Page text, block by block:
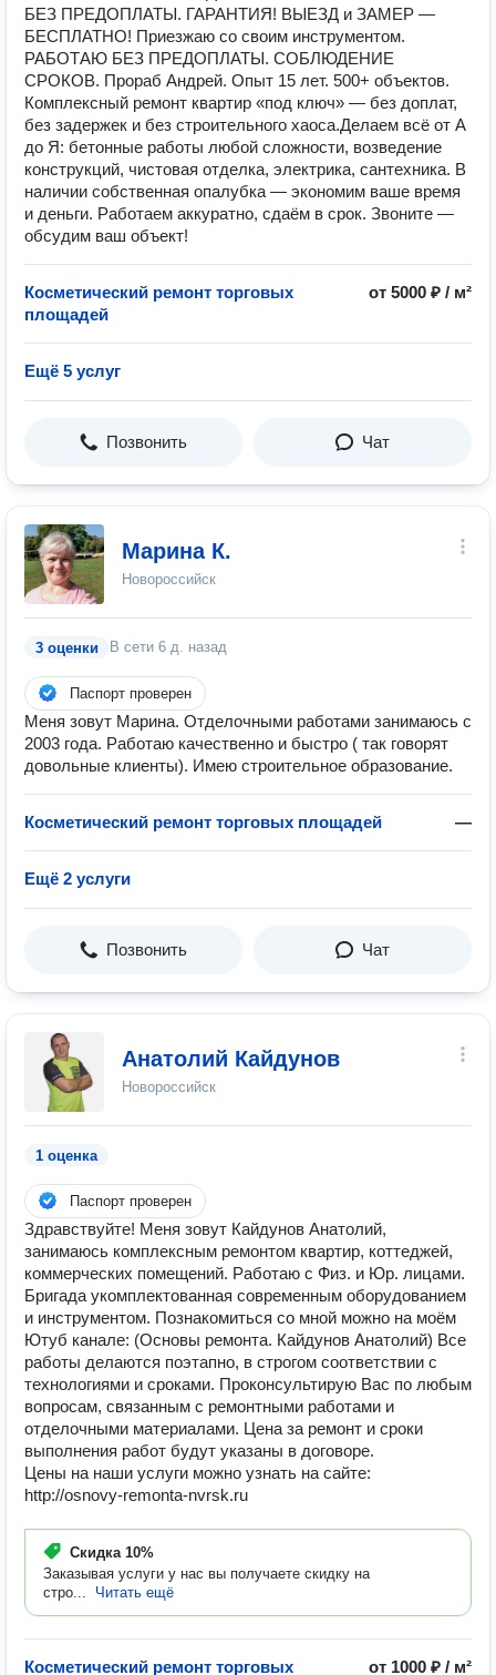
БЕЗ ПРЕДОПЛАТЫ. ГАРАНТИЯ! ВЫЕЗД и ЗАМЕР —
БЕСПЛАТНО! Приезжаю со своим инструментом.
РАБОТАЮ БЕЗ ПРЕДОПЛАТЫ. СОБЛЮДЕНИЕ
СРОКОВ. Прораб Андрей. Опыт 15 лет. 500+ объектов.
Комплексный ремонт квартир «под ключ» — без доплат,
без задержек и без строительного хаоса.Делаем всё от А
до Я: бетонные работы любой сложности, возведение
конструкций, чистовая отделка, электрика, сантехника. В
наличии собственная опалубка — экономим ваше время
и деньги. Работаем аккуратно, сдаём в срок. Звоните —
обсудим ваш объект!
Косметический ремонт торговых
площадей
от 5000 ₽ / м²
Ещё 5 услуг
Позвонить Чат
Марина К.
Новороссийск
3 оценки В сети 6 д. назад
Паспорт проверен
Меня зовут Марина. Отделочными работами занимаюсь с
2003 года. Работаю качественно и быстро ( так говорят
довольные клиенты). Имею строительное образование.
Косметический ремонт торговых площадей —
Ещё 2 услуги
Позвонить Чат
Анатолий Кайдунов
Новороссийск
1 оценка
Паспорт проверен
Здравствуйте! Меня зовут Кайдунов Анатолий,
занимаюсь комплексным ремонтом квартир, коттеджей,
коммерческих помещений. Работаю с Физ. и Юр. лицами.
Бригада укомплектованная современным оборудованием
и инструментом. Познакомиться со мной можно на моём
Ютуб канале: (Основы ремонта. Кайдунов Анатолий) Все
работы делаются поэтапно, в строгом соответствии с
технологиями и сроками. Проконсультирую Вас по любым
вопросам, связанным с ремонтными работами и
отделочными материалами. Цена за ремонт и сроки
выполнения работ будут указаны в договоре.
Цены на наши услуги можно узнать на сайте:
http://osnovy-remonta-nvrsk.ru
Скидка 10%
Заказывая услуги у нас вы получаете скидку на
стро...
Читать ещё
Косметический ремонт торговых от 1000 ₽ / м²